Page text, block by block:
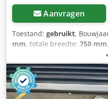
Aanvragen
Toestand: gebruikt,
mm, totale breedte: 750 mm
Ledig gewicht: 100 kg -
Abhjha - Documentatie
aanwezig: Ja - CE certificaat
H2634320 -
950mm (l x b x h) -